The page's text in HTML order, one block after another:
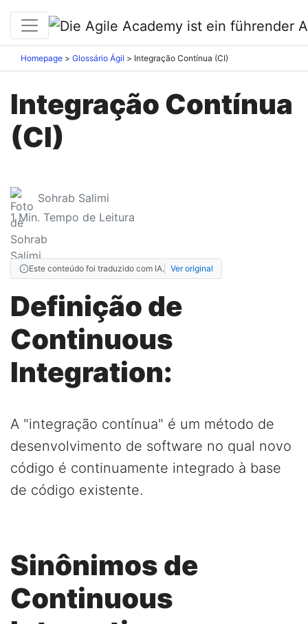
Homepage Glossário Ágil Integração Contínua (CI)
Integração Contínua
(CI)
Sohrab Salimi
1 Min. Tempo de Leitura
Este conteúdo foi traduzido com IA. Ver original
Definição de
Continuous
Integration:
A "integração contínua" é um método de
desenvolvimento de software no qual novo
código é continuamente integrado à base
de código existente.
Sinônimos de
Continuous